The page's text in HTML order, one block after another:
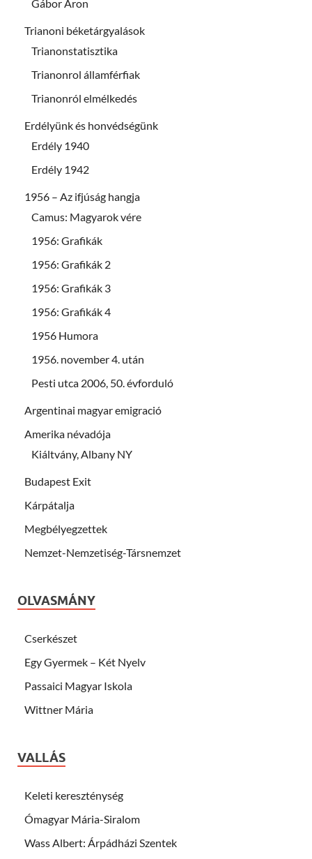
Gábor Áron
Trianoni béketárgyalások
Trianonstatisztika
Trianonrol államférfiak
Trianonról elmélkedés
Erdélyünk és honvédségünk
Erdély 1940
Erdély 1942
1956 – Az ifjúság hangja
Camus: Magyarok vére
1956: Grafikák
1956: Grafikák 2
1956: Grafikák 3
1956: Grafikák 4
1956 Humora
1956. november 4. után
Pesti utca 2006, 50. évforduló
Argentinai magyar emigració
Amerika névadója
Kiáltvány, Albany NY
Budapest Exit
Kárpátalja
Megbélyegzettek
Nemzet-Nemzetiség-Társnemzet
OLVASMÁNY
Cserkészet
Egy Gyermek – Két Nyelv
Passaici Magyar Iskola
Wittner Mária
VALLÁS
Keleti kereszténység
Ómagyar Mária-Siralom
Wass Albert: Árpádházi Szentek